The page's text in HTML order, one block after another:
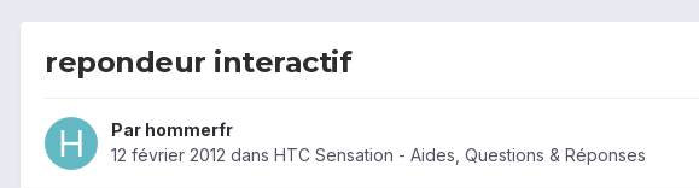
repondeur interactif
Par hommerfr
12 février 2012 dans HTC Sensation - Aides, Questions & Réponses